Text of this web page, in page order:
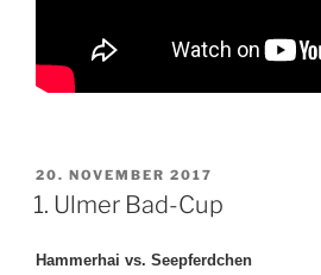
VERÖFFENTLICHT
AM
20. NOVEMBER 2017
1. Ulmer Bad-Cup
Hammerhai vs. Seepferdchen